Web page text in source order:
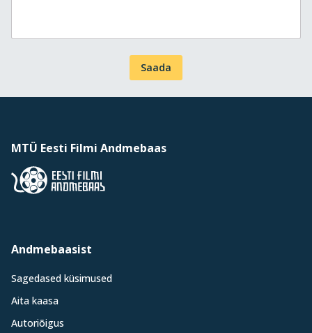
Saada
MTÜ Eesti Filmi Andmebaas
Andmebaasist
Sagedased küsimused
Aita kaasa
Autoriõigus